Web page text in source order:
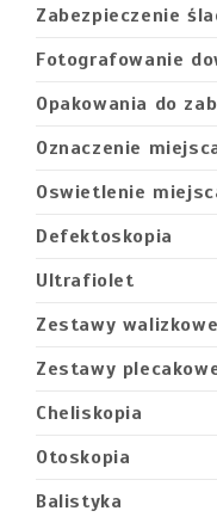
Zabezpieczenie
Fotografowanie
Opakowania do
Oznaczenie
Oswietlenie
Defektoskopia
Ultrafiolet
Zestawy walizkowe
Zestawy
Cheliskopia
Otoskopia
Balistyka